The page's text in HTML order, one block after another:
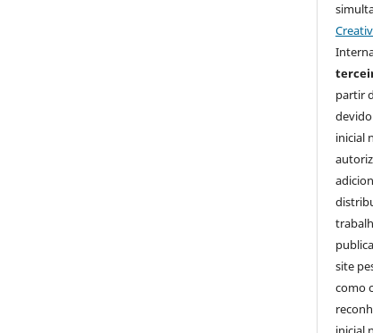
partir
inicial
site
como